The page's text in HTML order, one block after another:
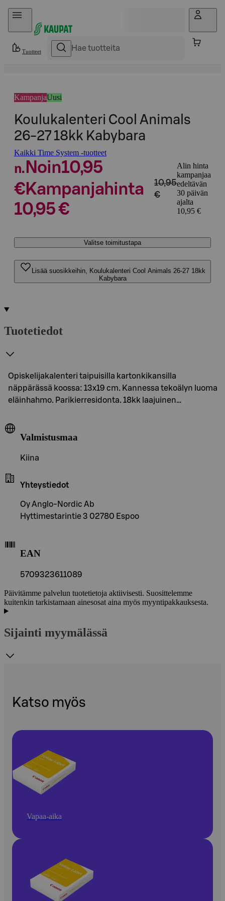
Hyppää sisältöön
Tuotteet
KampanjaUusi
Koulukalenteri Cool Animals
26-27 18kk Kabybara
Kaikki Time System -tuotteet
n. Noin10,95
€Kampanjahinta
10,95 €
10,95
€
Alin hinta
kampanjaa
edeltävän
30 päivän
ajalta
10,95 €
Valitse toimitustapa
Lisää suosikkeihin, Koulukalenteri Cool Animals 26-27 18kk
Kabybara
Tuotetiedot
Opiskelijakalenteri taipuisilla kartonkikansilla
näppärässä koossa: 13x19 cm. Kannessa tekoälyn luoma
eläinhahmo. Parikierresidonta. 18kk laajuinen…
Valmistusmaa
Kiina
Yhteystiedot
Oy Anglo-Nordic Ab
Hyttimestarintie 3 02780 Espoo
EAN
5709323611089
Päivitämme palvelun tuotetietoja aktiivisesti. Suosittelemme
kuitenkin tarkistamaan ainesosat aina myös myyntipakkauksesta.
Sijainti myymälässä
Katso myös
Vapaa-aika